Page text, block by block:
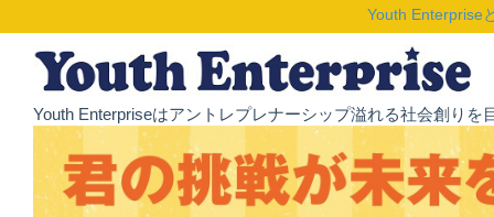
Youth Enterprise
Youth Enterpriseはアントレプレナーシップ溢れる社会創り